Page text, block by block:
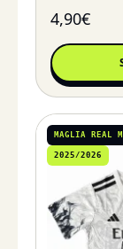
4,90€
MAGLIA REAL
2025/2026